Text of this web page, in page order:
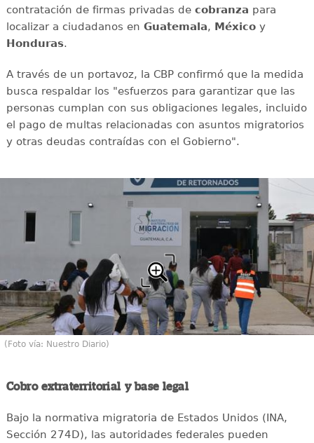
contratación de firmas privadas de cobranza para
localizar a ciudadanos en Guatemala, Méxicoy
Honduras.
A través de un portavoz, la CBP confirmó que la medida
busca respaldar los "esfuerzos para garantizar que las
personas cumplan con sus obligaciones legales, incluido
el pago de multas relacionadas con asuntos migratorios
y otras deudas contraídas con el Gobierno".
(Foto vía: Nuestro Diario)
Cobro extraterritorial y base legal
Bajo la normativa migratoria de Estados Unidos (INA,
Sección 274D), las autoridades federales pueden